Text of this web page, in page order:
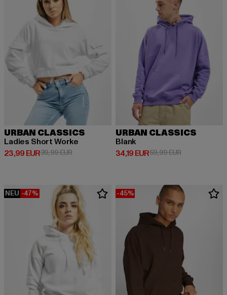
URBAN CLASSICS
Ladies Short Worke
23,99 EUR
Derzeitiger Preis: 23,99 EUR
39,99 EURAktionspreis: 39,99 EUR
URBAN CLASSICS
Blank
34,19 EUR
Derzeitiger Preis: 34,19 EUR
59,99 EURAktionspreis:
NEU -47% -45%